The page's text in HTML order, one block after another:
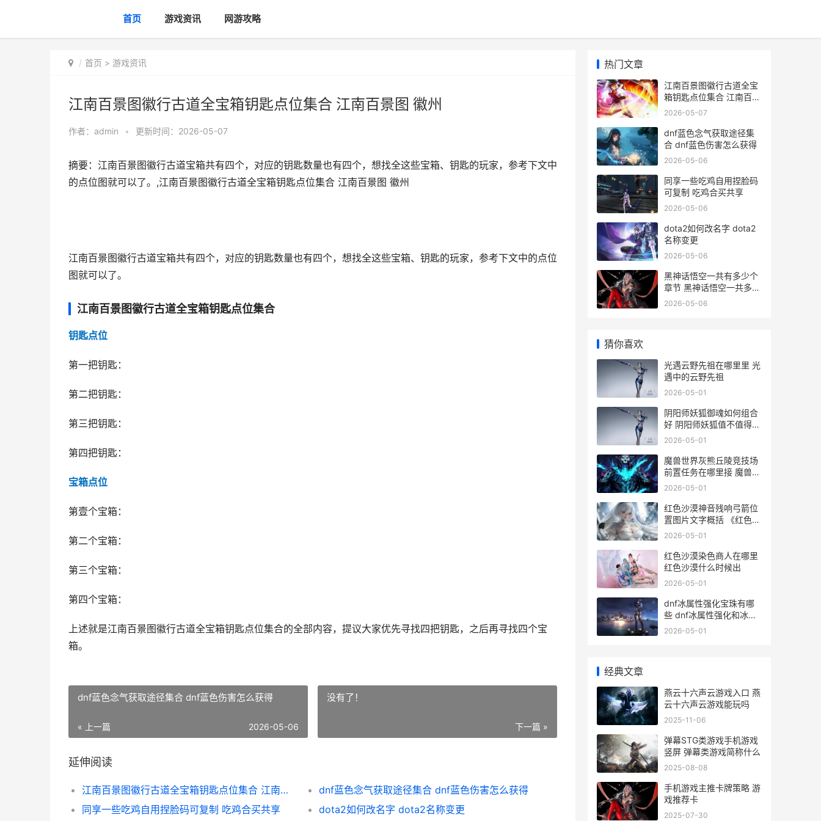
首页 游戏资讯 网游攻略
首页 > 游戏资讯
江南百景图徽行古道全宝箱钥匙点位集合 江南百景图 徽州
作者： admin • 更新时间：2026-05-07
摘要：江南百景图徽行古道宝箱共有四个，对应的钥匙数量也有四个，想找全这些宝箱、钥匙的玩家，参考下文中
的点位图就可以了。,江南百景图徽行古道全宝箱钥匙点位集合 江南百景图 徽州
江南百景图徽行古道宝箱共有四个，对应的钥匙数量也有四个，想找全这些宝箱、钥匙的玩家，参考下文中的点位
图就可以了。
江南百景图徽行古道全宝箱钥匙点位集合
钥匙点位
第一把钥匙：
第二把钥匙：
第三把钥匙：
第四把钥匙：
宝箱点位
第壹个宝箱：
第二个宝箱：
第三个宝箱：
第四个宝箱：
上述就是江南百景图徽行古道全宝箱钥匙点位集合的全部内容，提议大家优先寻找四把钥匙，之后再寻找四个宝
箱。
dnf蓝色念气获取途径集合 dnf蓝色伤害怎么获得
« 上一篇 2026-05-06
没有了！
下一篇 »
延伸阅读
江南百景图徽行古道全宝箱钥匙点位集合 江南百景图 徽州
dnf蓝色念气获取途径集合 dnf蓝色伤害怎么获得
同享一些吃鸡自用捏脸码可复制 吃鸡合买共享
dota2如何改名字 dota2名称变更
热门文章
江南百景图徽行古道全宝
箱钥匙点位集合 江南百景
图 徽州
2026-05-07
dnf蓝色念气获取途径集
合 dnf蓝色伤害怎么获得
2026-05-06
同享一些吃鸡自用捏脸码
可复制 吃鸡合买共享
2026-05-06
dota2如何改名字 dota2
名称变更
2026-05-06
黑神话悟空一共有多少个
章节 黑神话悟空一共多少
章节
2026-05-06
猜你喜欢
光遇云野先祖在哪里里 光
遇中的云野先祖
2026-05-01
阴阳师妖狐御魂如何组合
好 阴阳师妖狐值不值得培
养
2026-05-01
魔兽世界灰熊丘陵竞技场
前置任务在哪里接 魔兽世
界灰熊丘陵任务线
2026-05-01
红色沙漠神音残响弓箭位
置图片文字概括 《红色沙
漠》
2026-05-01
红色沙漠染色商人在哪里
红色沙漠什么时候出
2026-05-01
dnf冰属性强化宝珠有哪
些 dnf冰属性强化和冰属
性攻击
2026-05-01
经典文章
燕云十六声云游戏入口 燕
云十六声云游戏能玩吗
2025-11-06
弹幕STG类游戏手机游戏
竖屏 弹幕类游戏简称什么
2025-08-08
手机游戏主推卡牌策略 游
戏推荐卡
2025-07-30